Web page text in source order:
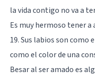
la vida contigo no va a
Es muy hermoso tener a
19. Sus labios son como
como el color de una
Besar al ser amado es